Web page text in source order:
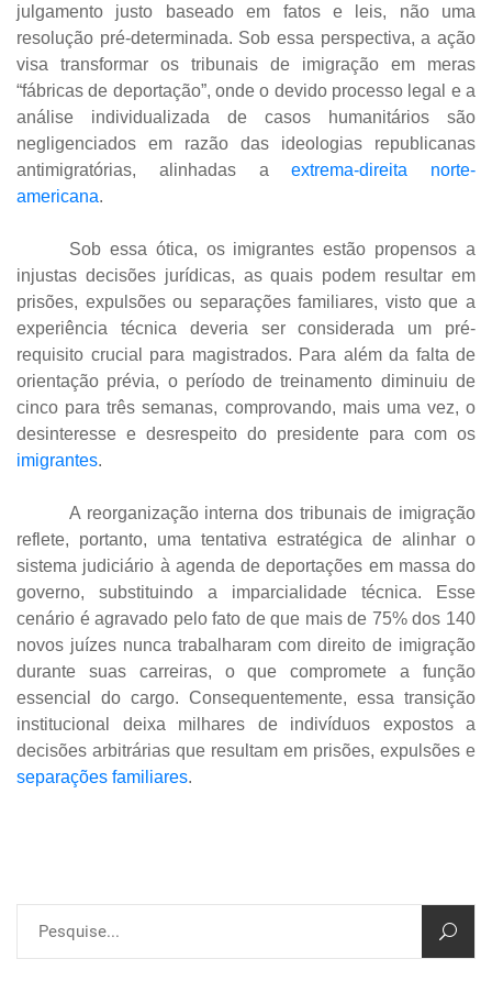
julgamento justo baseado em fatos e leis, não uma
resolução pré-determinada. Sob essa perspectiva, a ação
visa transformar os tribunais de imigração em meras
“fábricas de deportação”, onde o devido processo legal e a
análise individualizada de casos humanitários são
negligenciados em razão das ideologias republicanas
antimigratórias, alinhadas aextrema-direita norte-
americana.
Sob essa ótica, os imigrantes estão propensos a
injustas decisões jurídicas, as quais podem resultar em
prisões, expulsões ou separações familiares, visto que a
experiência técnica deveria ser considerada um pré-
requisito crucial para magistrados. Para além da falta de
orientação prévia, o período de treinamento diminuiu de
cinco para três semanas, comprovando, mais uma vez, o
desinteresse e desrespeito do presidente para com os
imigrantes.
A reorganização interna dos tribunais de imigração
reflete, portanto, uma tentativa estratégica de alinhar o
sistema judiciário à agenda de deportações em massa do
governo, substituindo a imparcialidade técnica. Esse
cenário é agravado pelo fato de que mais de 75% dos 140
novos juízes nunca trabalharam com direito de imigração
durante suas carreiras, o que compromete a função
essencial do cargo. Consequentemente, essa transição
institucional deixa milhares de indivíduos expostos a
decisões arbitrárias que resultam em prisões, expulsões e
separações familiares.